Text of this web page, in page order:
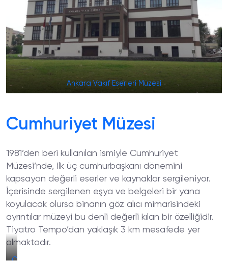
Ankara Vakıf Eserleri Müzesi
Cumhuriyet Müzesi
1981’den beri kullanılan ismiyle Cumhuriyet
Müzesi’nde, ilk üç cumhurbaşkanı dönemini
kapsayan değerli eserler ve kaynaklar sergileniyor.
İçerisinde sergilenen eşya ve belgeleri bir yana
koyulacak olursa binanın göz alıcı mimarisindeki
ayrıntılar müzeyi bu denli değerli kılan bir özelliğidir.
Tiyatro Tempo’dan yaklaşık 3 km mesafede yer
almaktadır.